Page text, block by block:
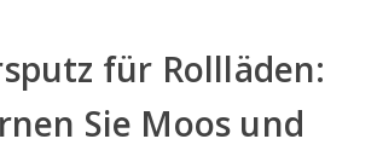
für Rollläden:
Sie Moos und